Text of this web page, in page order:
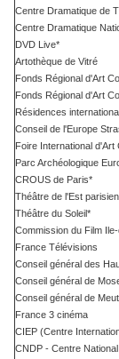
Centre Dramatique de
Centre Dramatique
DVD Live*
Artothèque de Vitré
Fonds Régional d'Art
Fonds Régional d'Art
Résidences
Conseil de l'Europe
Foire International d'Art
Parc Archéologique
CROUS de Paris*
Théâtre de l'Est parisien
Théâtre du Soleil*
Commission du Film
France Télévisions
Conseil général des
Conseil général de
Conseil général de
France 3 cinéma
CIEP (Centre
CNDP - Centre